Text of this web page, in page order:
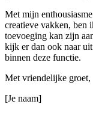
Met mijn
creatieve vakken, ben
toevoeging kan zijn
kijk er dan ook naar
binnen deze functie.
Met vriendelijke groet,
[Je naam]